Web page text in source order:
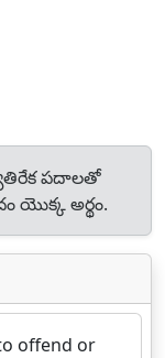
పదాలతో
యొక్క అర్థం.
offend or